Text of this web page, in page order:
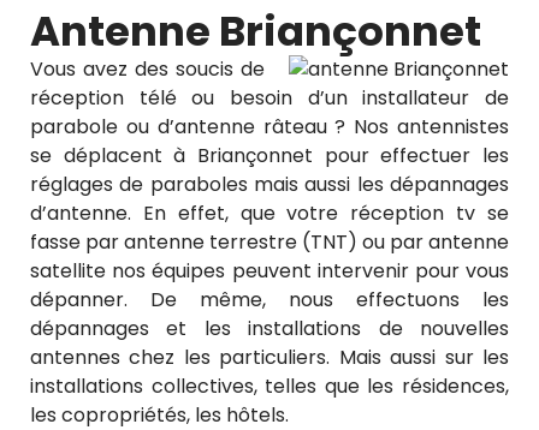
Antenne Briançonnet
Vous avez des soucis de
réception télé ou besoin d’un installateur de
parabole ou d’antenne râteau ? Nos antennistes
se déplacent à Briançonnet pour effectuer les
réglages de paraboles mais aussi les dépannages
d’antenne. En effet, que votre réception tv se
fasse par antenne terrestre (TNT) ou par antenne
satellite nos équipes peuvent intervenir pour vous
dépanner. De même, nous effectuons les
dépannages et les installations de nouvelles
antennes chez les particuliers. Mais aussi sur les
installations collectives, telles que les résidences,
les copropriétés, les hôtels.